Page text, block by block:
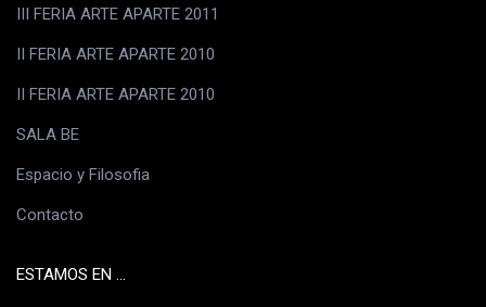
III FERIA ARTE APARTE 2011
II FERIA ARTE APARTE 2010
II FERIA ARTE APARTE 2010
SALA BE
Espacio y Filosofia
Contacto
ESTAMOS EN ...